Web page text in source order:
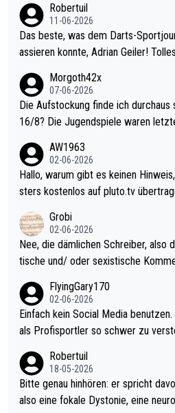
Robertuil
11-06-2026
Das beste, was dem Darts-
assieren konnte, Adrian Geiler!
Morgoth42x
07-06-2026
Die Aufstockung finde ich durchaus
16/8? Die Jugendspiele waren letztes Jahr durchaus sehr kurz
Allerdings ist Mitchell Lawrie als Nummer 1 der Welt eh qualifi
ziert. Somit ändert die
sters erstmal nichts. Ich denke sie wollen damit für nächstes J
ohl wenig WDF Turniere spielen.
es Jahr der Fall. Er musste als
den Qualifier und ich glaube kaum,
gas) antun würde, wenn er doch
el hat.
AW1963
02-06-2026
Hallo, warum gibt es keinen Hinweis, dass die Nordic Darts Ma
sters kostenlos auf pluto.tv
Grobi
02-06-2026
Nee, die dämlichen Schreiber, also
tische und/ oder sexistische
s Leben in den Griff kriegen. Nur
r war doch neulich erst derjenige,
rovoziert hat. Und Littlers Mutter
FlyingGary170
02-06-2026
Einfach kein Social Media
als Profisportler so schwer zu
Robertuil
18-05-2026
Bitte genau hinhören: er spricht
also eine fokale Dystonie, eine